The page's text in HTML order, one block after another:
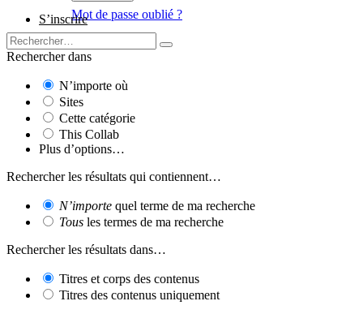
Mot de passe oublié ?
S’inscrire
Rechercher dans
N’importe où
Sites
Cette catégorie
This Collab
Plus d’options…
Rechercher les résultats qui contiennent…
N’importe quel terme de ma recherche
Tous les termes de ma recherche
Rechercher les résultats dans…
Titres et corps des contenus
Titres des contenus uniquement